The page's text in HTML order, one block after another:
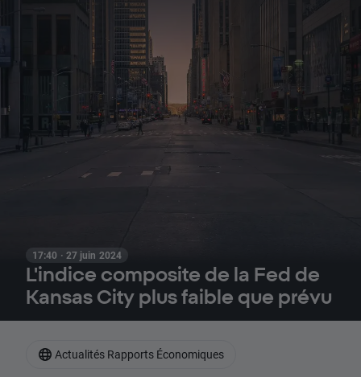
17:40 · 27 juin 2024
L'indice composite de la Fed de
Kansas City plus faible que prévu
Actualités Rapports Économiques